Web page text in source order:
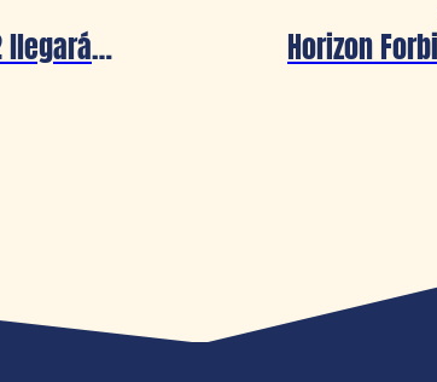
¡Freedom Planet 2 llegará a Nintendo Switch en abril 2024!